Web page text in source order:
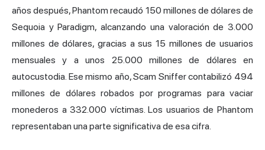
años después, Phantom recaudó 150 millones de dólares de
Sequoia y Paradigm, alcanzando una valoración de 3.000
millones de dólares, gracias a sus 15 millones de usuarios
mensuales y a unos 25.000 millones de dólares en
autocustodia. Ese mismo año, Scam Sniffer contabilizó 494
millones de dólares robados por programas para vaciar
monederos a 332.000 víctimas. Los usuarios de Phantom
representaban una parte significativa de esa cifra.